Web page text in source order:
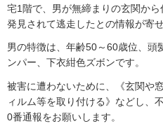
宅1階で、男が無締まりの玄関か
発見されて逃走したとの情報が寄
男の特徴は、年齢50～60歳位、頭
ンパー、下衣紺色ズボンです。
被害に遭わないために、《玄関や
ィルム等を取り付ける》などし、
0番通報をお願いします。